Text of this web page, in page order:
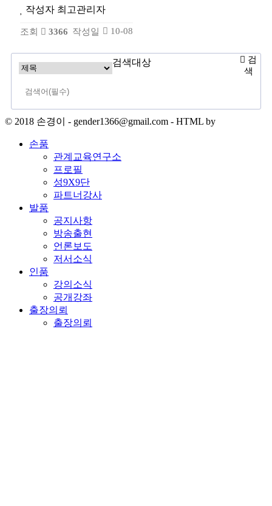
작성자 최고관리자
조회 3366 작성일 10-08
검색대상
검
색
© 2018 손경이 - gender1366@gmail.com - HTML by
손품
관계교육연구소
프로필
성9X9단
파트너강사
발품
공지사항
방송출현
언론보도
저서소식
인품
강의소식
공개강좌
출장의뢰
출장의뢰